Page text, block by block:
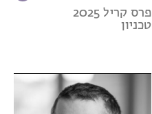
פרס קריל 2025
טכניון